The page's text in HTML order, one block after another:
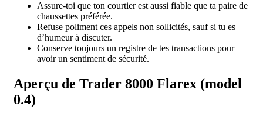
Assure-toi que ton courtier est aussi fiable que ta paire de
chaussettes préférée.
Refuse poliment ces appels non sollicités, sauf si tu es
d’humeur à discuter.
Conserve toujours un registre de tes transactions pour
avoir un sentiment de sécurité.
Aperçu de Trader 8000 Flarex (model
0.4)